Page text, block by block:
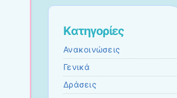
Kατηγορίες
Ανακοινώσεις
Γενικά
Δράσεις